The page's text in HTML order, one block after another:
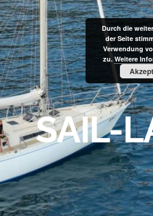
SAIL-
Durch die
der Seite
Verwendung
zu. Weitere